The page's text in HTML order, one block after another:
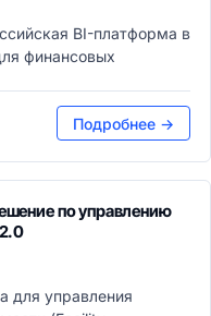
BI-платформа в
финансовых
Подробнее →
по управлению
для управления